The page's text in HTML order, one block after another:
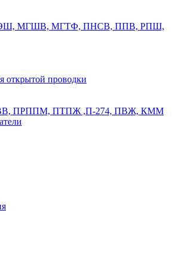
МГШВ, МГТФ, ПНСВ, ППВ, РПШ,
открытой проводки
ПРППМ, ПТПЖ ,П-274, ПВЖ, КММ